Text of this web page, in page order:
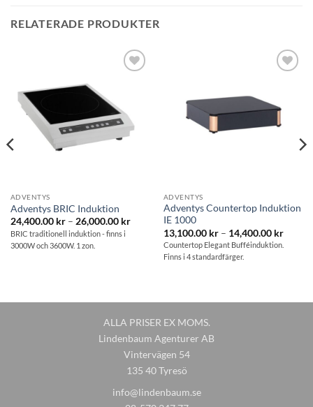
RELATERADE PRODUKTER
ADVENTYS
Adventys BRIC Induktion
24,400.00 kr – 26,000.00 krPrisintervall:
24,400.00 kr
26,000.00 kr
BRIC traditionell induktion - finns i
3000W och 3600W. 1 zon.
ADVENTYS
Adventys Countertop Induktion
IE 1000
13,100.00 kr – 14,400.00 kr
till
Countertop Elegant Bufféinduktion.
Finns i 4 standardfärger.
ALLA PRISER EX MOMS.
Lindenbaum Agenturer AB
Vintervägen 54
135 40 Tyresö
info@lindenbaum.se